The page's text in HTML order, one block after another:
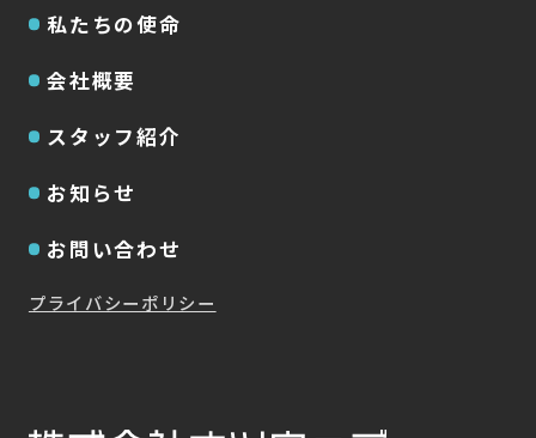
私たちの使命
会社概要
スタッフ紹介
お知らせ
お問い合わせ
プライバシーポリシー